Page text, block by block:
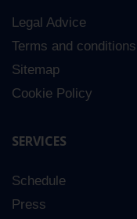
Legal Advice
Terms and conditions
Sitemap
Cookie Policy
SERVICES
Schedule
Press